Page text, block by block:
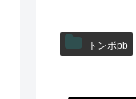
トンボpb